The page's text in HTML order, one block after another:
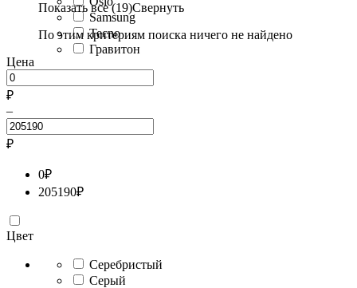
Samsung
Tecno
Гравитон
Показать все (19)Свернуть
По этим критериям поиска ничего не найдено
Цена
₽
–
₽
0₽
205190₽
Цвет
Серебристый
Серый